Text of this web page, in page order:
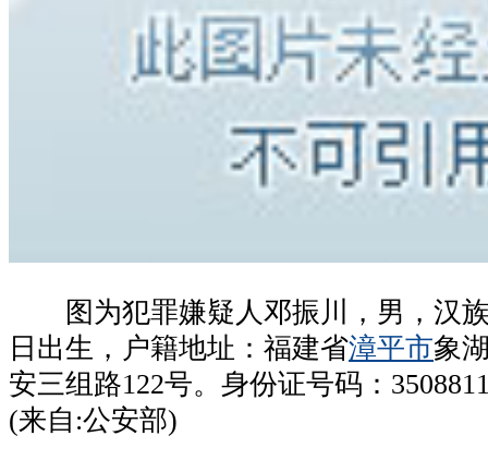
图为犯罪嫌疑人邓振川，男，汉族
日出生，户籍地址：福建省漳平市象
安三组路122号。身份证号码：
(来自:公安部)